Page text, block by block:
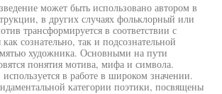
может быть использовано автором в
в других случаях фольклорный или
трансформируется в соответствии с
сознательно, так и подсознательной
художника. Основными на пути
понятия мотива, мифа и символа.
в работе в широком значении.
категории поэтики, посвящены